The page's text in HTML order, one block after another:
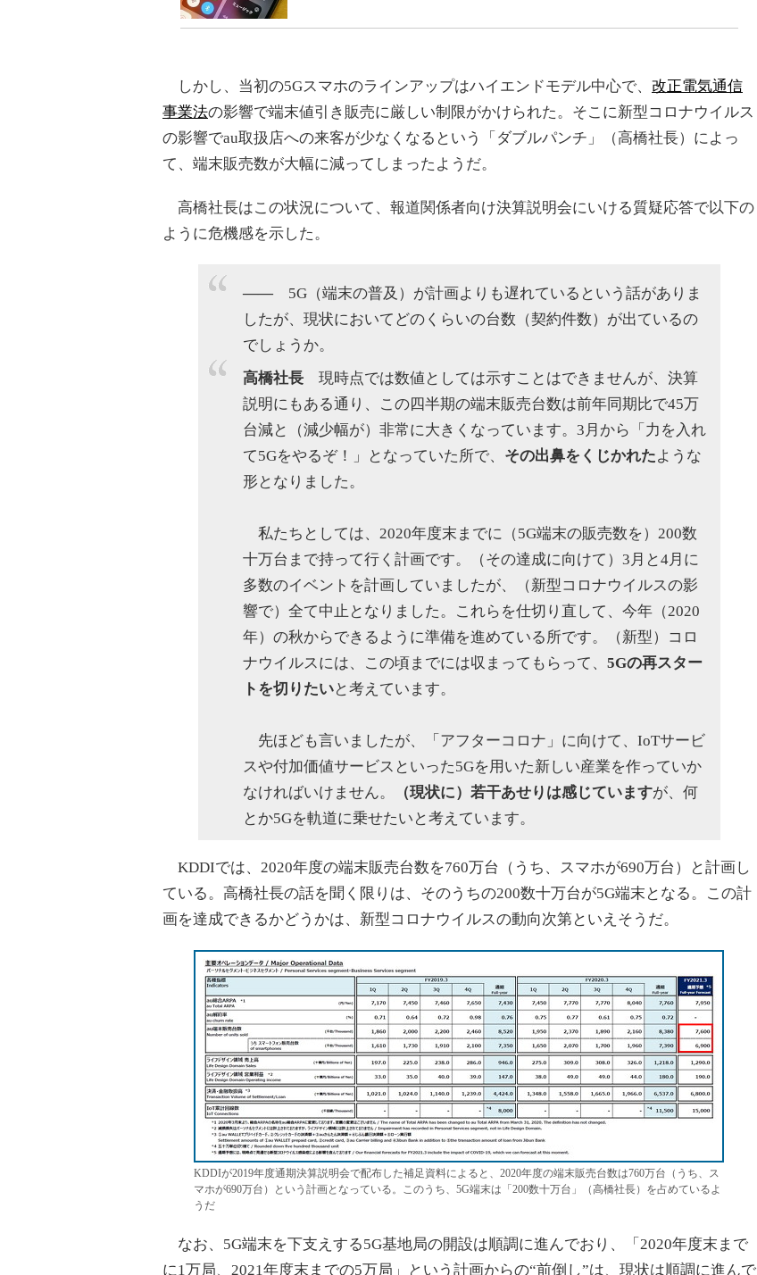
しかし、当初の5Gスマホのラインアップはハイエンドモデル中心で、 改正電気通信
事業法の影響で端末値引き販売に厳しい制限がかけられた。そこに新型コロナウイルス
の影響でau取扱店への来客が少なくなるという「ダブルパンチ」（高橋社長）によっ
て、端末販売数が大幅に減ってしまったようだ。
高橋社長はこの状況について、報道関係者向け決算説明会にいける質疑応答で以下の
ように危機感を示した。
―― 5G（端末の普及）が計画よりも遅れているという話がありま
したが、現状においてどのくらいの台数（契約件数）が出ているの
でしょうか。
高橋社長 現時点では数値としては示すことはできませんが、決算
説明にもある通り、この四半期の端末販売台数は前年同期比で45万
台減と（減少幅が）非常に大きくなっています。3月から「力を入れ
て5Gをやるぞ！」となっていた所で、 その出鼻をくじかれたような
形となりました。
私たちとしては、2020年度末までに（5G端末の販売数を）200数
十万台まで持って行く計画です。（その達成に向けて）3月と4月に
多数のイベントを計画していましたが、（新型コロナウイルスの影
響で）全て中止となりました。これらを仕切り直して、今年（2020
年）の秋からできるように準備を進めている所です。（新型）コロ
ナウイルスには、この頃までには収まってもらって、 5Gの再スター
トを切りたいと考えています。
先ほども言いましたが、「アフターコロナ」に向けて、IoTサービ
スや付加価値サービスといった5Gを用いた新しい産業を作っていか
なければいけません。
（現状に）若干あせりは感じていますが、何
とか5Gを軌道に乗せたいと考えています。
KDDIでは、2020年度の端末販売台数を760万台（うち、スマホが690万台）と計画し
ている。高橋社長の話を聞く限りは、そのうちの200数十万台が5G端末となる。この計
画を達成できるかどうかは、新型コロナウイルスの動向次第といえそうだ。
KDDIが2019年度通期決算説明会で配布した補足資料によると、2020年度の端末販売台数は760万台（うち、ス
マホが690万台）という計画となっている。このうち、5G端末は「200数十万台」（高橋社長）を占めているよ
うだ
なお、5G端末を下支えする5G基地局の開設は順調に進んでおり、「2020年度末まで
に1万局、2021年度末までの5万局」という計画からの“前倒し”は、現状は順調に進んで